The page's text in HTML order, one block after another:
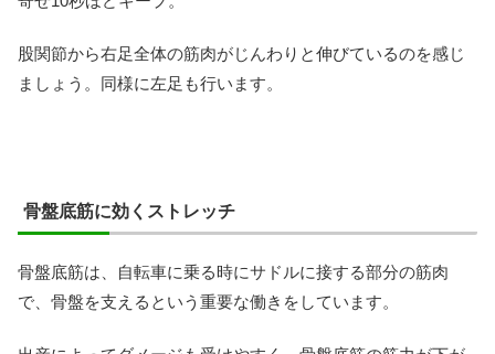
股関節から右足全体の筋肉がじんわりと伸びているのを感じ
ましょう。同様に左足も行います。
骨盤底筋に効くストレッチ
骨盤底筋は、自転車に乗る時にサドルに接する部分の筋肉
で、骨盤を支えるという重要な働きをしています。